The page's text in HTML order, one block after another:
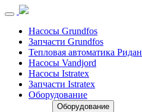
Насосы Grundfos
Запчасти Grundfos
Тепловая автоматика Ридан
Насосы Vandjord
Насосы Istratex
Запчасти Istratex
Оборудование
Оборудование